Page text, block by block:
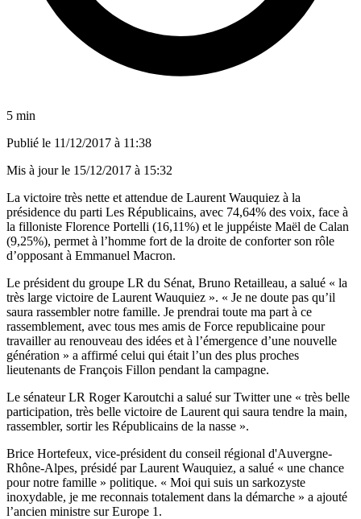
5 min
Publié le 11/12/2017 à 11:38
Mis à jour le 15/12/2017 à 15:32
La victoire très nette et attendue de Laurent Wauquiez à la
présidence du parti Les Républicains, avec 74,64% des voix, face à
la filloniste Florence Portelli (16,11%) et le juppéiste Maël de Calan
(9,25%), permet à l’homme fort de la droite de conforter son rôle
d’opposant à Emmanuel Macron.
Le président du groupe LR du Sénat, Bruno Retailleau, a salué « la
très large victoire de Laurent Wauquiez ». « Je ne doute pas qu’il
saura rassembler notre famille. Je prendrai toute ma part à ce
rassemblement, avec tous mes amis de Force republicaine pour
travailler au renouveau des idées et à l’émergence d’une nouvelle
génération » a affirmé celui qui était l’un des plus proches
lieutenants de François Fillon pendant la campagne.
Le sénateur LR Roger Karoutchi a salué sur Twitter une « très belle
participation, très belle victoire de Laurent qui saura tendre la main,
rassembler, sortir les Républicains de la nasse ».
Brice Hortefeux, vice-président du conseil régional d'Auvergne-
Rhône-Alpes, présidé par Laurent Wauquiez, a salué « une chance
pour notre famille » politique. « Moi qui suis un sarkozyste
inoxydable, je me reconnais totalement dans la démarche » a ajouté
l’ancien ministre sur Europe 1.